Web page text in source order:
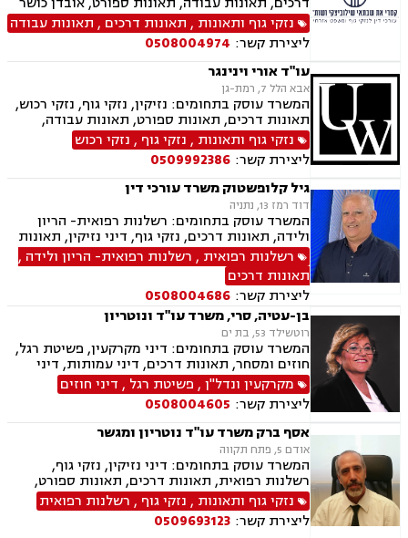
נפגעי טרור , תביעות יצוגיות
עבודה, תאונות תלמידים, תאונות עקב רשלנות,
תביעות ביטוח ונזקי רכוש, ביטוח סיעודי, דיני
פנסיה, נזקי רכוש, פטור ממס הכנסה מסיבות
רפואיות
נזקי גוף ותאונות , תאונות דרכים , תאונות עבודה
ליצירת קשר: 0508004974
עו"ד אורי וינינגר
אבא הלל 7, רמת-גן
המשרד עוסק בתחומים: נזיקין, נזקי גוף, נזקי רכוש,
תאונות דרכים, תאונות ספורט, תאונות עבודה,
תאונות עקב רשלנות, תאונות תלמידים
נזקי גוף ותאונות , נזקי גוף , נזקי רכוש
ליצירת קשר: 0509992386
גיל קלופשטוק משרד עורכי דין
דוד רמז 13, נתניה
המשרד עוסק בתחומים: רשלנות רפואית- הריון
ולידה, תאונות דרכים, נזקי גוף, דיני נזיקין, תאונות
עבודה, תאונות תלמידים, תאונות ספורט.
רשלנות רפואית , רשלנות רפואית- הריון ולידה ,
תאונות דרכים
ליצירת קשר: 0508004686
בן-עטיה, סרי, משרד עו"ד ונוטריון
רוטשילד 53, בת ים
המשרד עוסק בתחומים: דיני מקרקעין, פשיטת רגל,
חוזים ומסחר, תאונות דרכים, דיני עמותות, דיני
תאגידים, הסכמי ממון, חדלות פרעון, חוקתי ומנהלי,
ידועים בציבור, ירושות וצוואות, ליווי עסקי,
חלוקת רכוש, מגרשים לבניה , נדל"ן, נוטריון,
עסקאות מכר דירה, פינוי בינוי, פינוי מושכר, פירוקים
והקפאות הליכים, צווי הריסה, צווי מניעה, רשויות
מקומיות, רשות מקרקעי ישראל, תאונות עבודה,
תאונות עקב רשלנות, תאונות ספורט, תאונות
תלמידים, תכנון ובניה, ייפוי כוח מתשמך, גישור
ובוררויות
מקרקעין ונדל"ן, פשיטת רגל , דיני חוזים
ליצירת קשר: 0508004605
אסף ברק משרד עו"ד נוטריון ומגשר
אודם 5, פתח תקווה
המשרד עוסק בתחומים: דיני נזיקין, נזקי גוף,
רשלנות רפואית, תאונות דרכים, תאונות ספורט,
תאונות עבודה, אבדן כושר עבודה , ביטוח לאומי,
ביטוח חיים , ביטוח סיעודי , דיני ביטוח, נוטריון, נכי
צה"ל, תאונות תלמידים ותאונות עקב רשלנות.
נזקי גוף ותאונות , נזקי גוף , רשלנות רפואית
ליצירת קשר: 0509693123